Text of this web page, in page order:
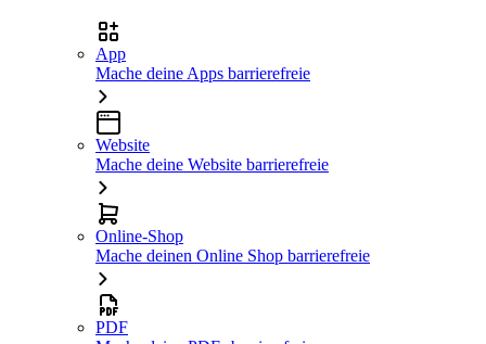
App
Mache deine Apps barrierefreie
Website
Mache deine Website barrierefreie
Online-Shop
Mache deinen Online Shop barrierefreie
PDF